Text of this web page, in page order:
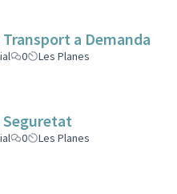
a Demanda
0
Les Planes
Seguretat
0
Les Planes